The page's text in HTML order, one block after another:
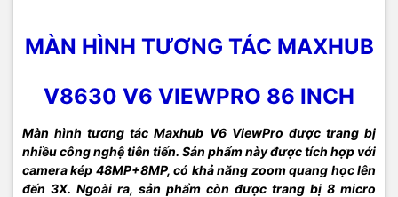
MÀN HÌNH TƯƠNG TÁC MAXHUB
V8630 V6 VIEWPRO 86 INCH
Màn hình tương tác Maxhub V6 ViewPro được trang bị
nhiều công nghệ tiên tiến. Sản phẩm này được tích hợp với
camera kép 48MP+8MP, có khả năng zoom quang học lên
đến 3X. Ngoài ra, sản phẩm còn được trang bị 8 micro